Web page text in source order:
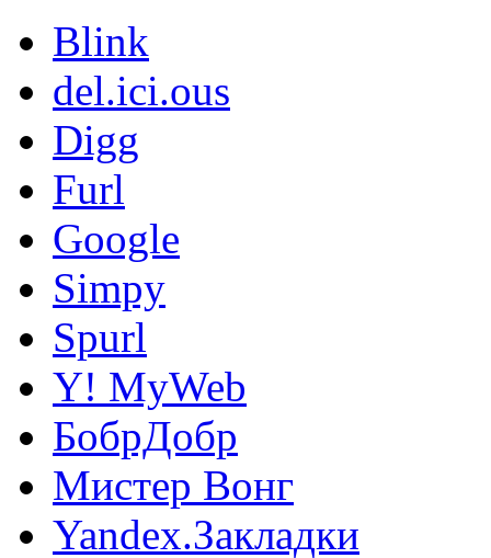
Blink
del.ici.ous
Digg
Furl
Google
Simpy
Spurl
Y! MyWeb
БобрДобр
Мистер Вонг
Yandex.Закладки